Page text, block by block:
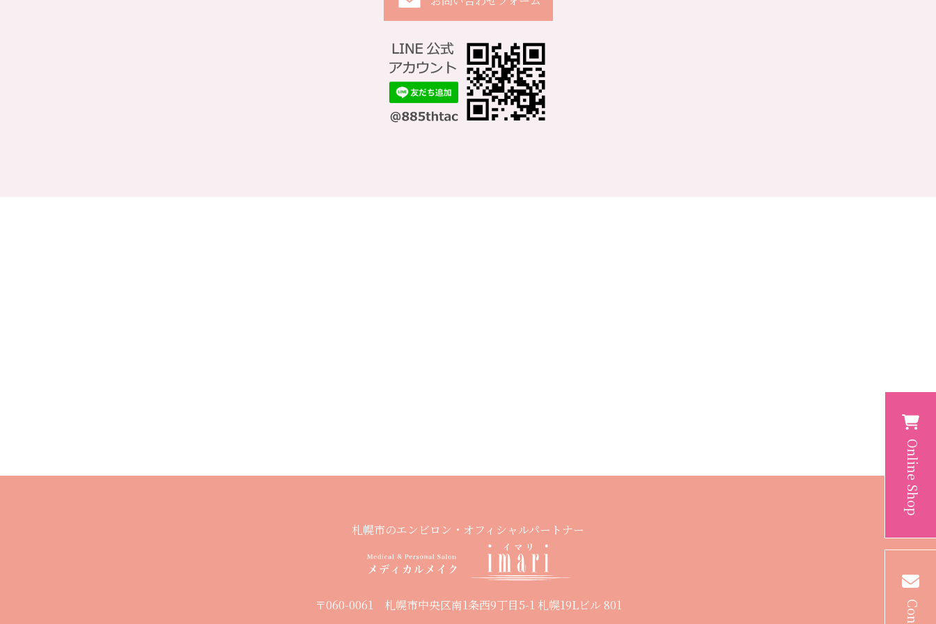
札幌市のエンビロン・オフィシャルパートナー
〒060-0061 札幌市中央区南1条西9丁目5-1 札幌19Lビル 801
Online Shop